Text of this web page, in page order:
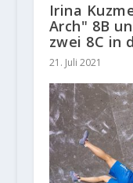
Irina
Arch" 8B
zwei 8C in
21. Juli 2021